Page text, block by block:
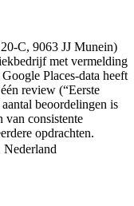
C, 9063 JJ Munein)
met vermelding
Places-data heeft
review (“Eerste
beoordelingen is
van consistente
opdrachten.